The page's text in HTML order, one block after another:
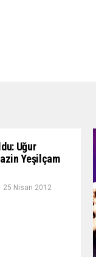
Uğur
Yeşilçam
25 Nisan 2012